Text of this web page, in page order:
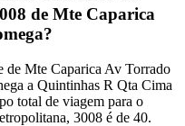
de Mte Caparica
de Mte Caparica Av Torrado
a Quintinhas R Qta Cima
total de viagem para o
3008 é de 40.